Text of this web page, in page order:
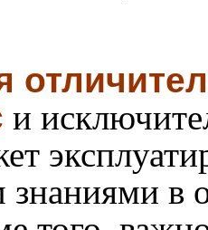
и
в